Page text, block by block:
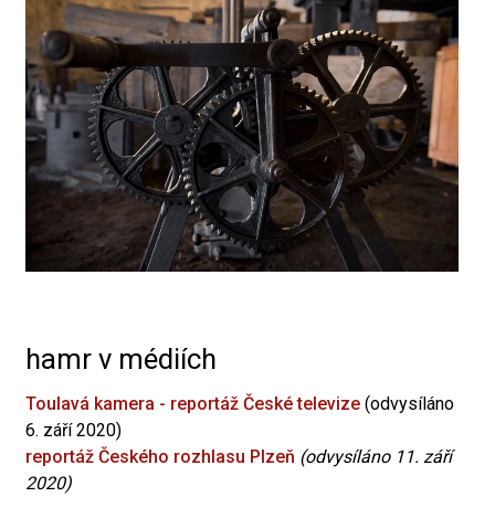
hamr v médiích
Toulavá kamera - reportáž České televize (odvysíláno
6. září 2020)
reportáž Českého rozhlasu Plzeň (odvysíláno 11. září
2020)